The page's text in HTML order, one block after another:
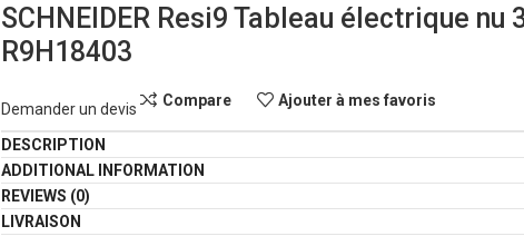
SCHNEIDER Resi9 Tableau électrique
R9H18403
Demander un devis
Compare Ajouter à mes favoris
DESCRIPTION
ADDITIONAL INFORMATION
REVIEWS (0)
LIVRAISON